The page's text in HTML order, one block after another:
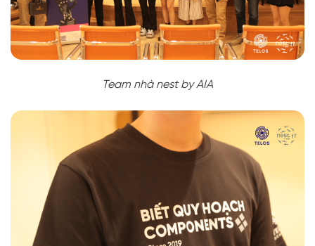
Team nhà nest by AIA